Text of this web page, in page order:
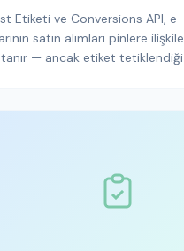
Etiketi ve Conversions API,
satın alımları pinlere
— ancak etiket
kaybetmeden Pinterest'i